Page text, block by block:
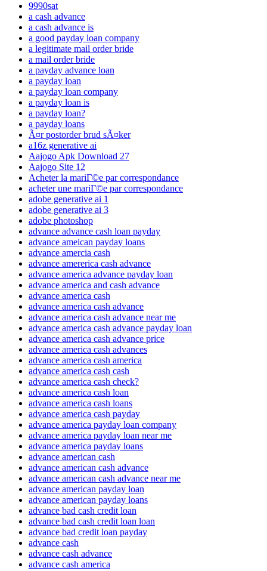
9990sat
a cash advance
a cash advance is
a good payday loan company
a legitimate mail order bride
a mail order bride
a payday advance loan
a payday loan
a payday loan company
a payday loan is
a payday loan?
a payday loans
Ã¤r postorder brud sÃ¤ker
a16z generative ai
Aajogo Apk Download 27
Aajogo Site 12
Acheter la mariГ©e par correspondance
acheter une mariГ©e par correspondance
adobe generative ai 1
adobe generative ai 3
adobe photoshop
advance advance cash loan payday
advance ameican payday loans
advance amercia cash
advance amererica cash advance
advance america advance payday loan
advance america and cash advance
advance america cash
advance america cash advance
advance america cash advance near me
advance america cash advance payday loan
advance america cash advance price
advance america cash advances
advance america cash america
advance america cash cash
advance america cash check?
advance america cash loan
advance america cash loans
advance america cash payday
advance america payday loan company
advance america payday loan near me
advance america payday loans
advance american cash
advance american cash advance
advance american cash advance near me
advance american payday loan
advance american payday loans
advance bad cash credit loan
advance bad cash credit loan loan
advance bad credit loan payday
advance cash
advance cash advance
advance cash america